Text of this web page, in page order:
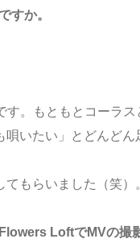
すか。
す。もともとコーラ
いたい」とどんどん
もらいました（笑）
LoftでMVの撮